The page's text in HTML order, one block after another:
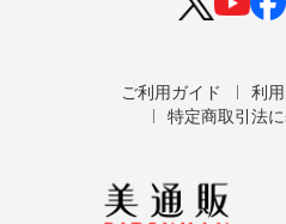
ご利用ガイド 利
特定商取引法